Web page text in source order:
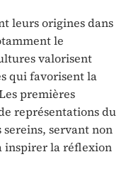
leurs origines dans
le
valorisent
qui favorisent la
premières
représentations du
sereins, servant non
inspirer la réflexion